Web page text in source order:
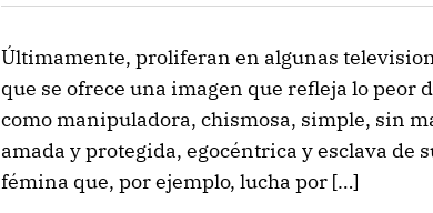
Últimamente, proliferan en algunas
que se ofrece una imagen que refleja lo peor
como manipuladora, chismosa, simple, sin
amada y protegida, egocéntrica y esclava de
fémina que, por ejemplo, lucha por […]